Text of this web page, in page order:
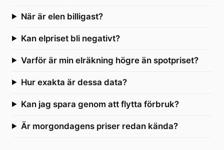
När är elen billigast?
Kan elpriset bli negativt?
Varför är min elräkning högre än spotpriset?
Hur exakta är dessa data?
Kan jag spara genom att flytta förbruk?
Är morgondagens priser redan kända?